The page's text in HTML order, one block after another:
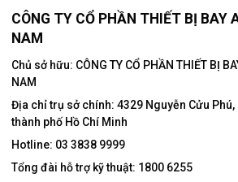
CÔNG TY CỔ PHẦN THIẾT BỊ BAY
NAM
Chủ sở hữu: CÔNG TY CỔ PHẦN THIẾT BỊ
NAM
Địa chỉ trụ sở chính: 4329 Nguyễn Cửu
thành phố Hồ Chí Minh
Hotline: 03 3838 9999
Tổng đài hỗ trợ kỹ thuật: 1800 6255